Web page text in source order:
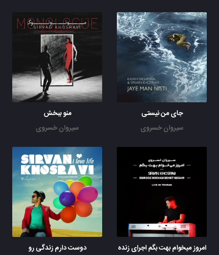
جای من نیستی
سیروان خسروی
منو ببخش
سیروان خسروی
امروز میخوام بهت بگم اجرای زنده
دوست دارم زندگی رو